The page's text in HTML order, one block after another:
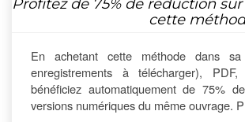
cette
En achetant cette méthode dans
enregistrements à télécharger),
bénéficiez automatiquement de 75%
versions numériques du même ouvrage.